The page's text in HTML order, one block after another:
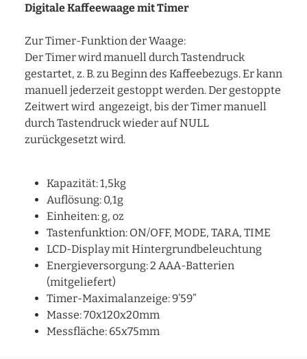
Digitale Kaffeewaage mit Timer
Zur Timer-Funktion der Waage:
Der Timer wird manuell durch Tastendruck
gestartet, z. B. zu Beginn des Kaffeebezugs. Er kann
manuell jederzeit gestoppt werden. Der gestoppte
Zeitwert wird angezeigt, bis der Timer manuell
durch Tastendruck wieder auf NULL
zurückgesetzt wird.
Kapazität: 1,5kg
Auflösung: 0,1g
Einheiten: g, oz
Tastenfunktion: ON/OFF, MODE, TARA, TIME
LCD-Display mit Hintergrundbeleuchtung
Energieversorgung: 2 AAA-Batterien
(mitgeliefert)
Timer-Maximalanzeige: 9’59”
Masse: 70x120x20mm
Messfläche: 65x75mm